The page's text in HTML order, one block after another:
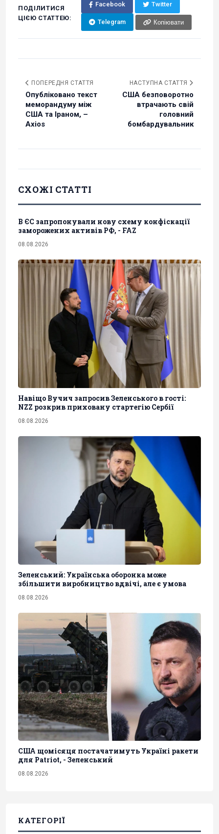
ПОДІЛИТИСЯ
ЦІЄЮ СТАТТЕЮ:
Facebook Twitter
Telegram Копіювати
ПОПЕРЕДНЯ СТАТТЯ
Опубліковано текст
меморандуму між
США та Іраном, –
Axios
НАСТУПНА СТАТТЯ
США безповоротно
втрачають свій
головний
бомбардувальник
СХОЖІ СТАТТІ
В ЄС запропонували нову схему конфіскації
заморожених активів РФ, - FAZ
08.08.2026
Навіщо Вучич запросив Зеленського в гості:
NZZ розкрив приховану стартегію Сербії
08.08.2026
Зеленський: Українська оборонка може
збільшити виробництво вдвічі, але є умова
08.08.2026
США щомісяця постачатимуть Україні ракети
для Patriot, - Зеленський
08.08.2026
КАТЕГОРІЇ